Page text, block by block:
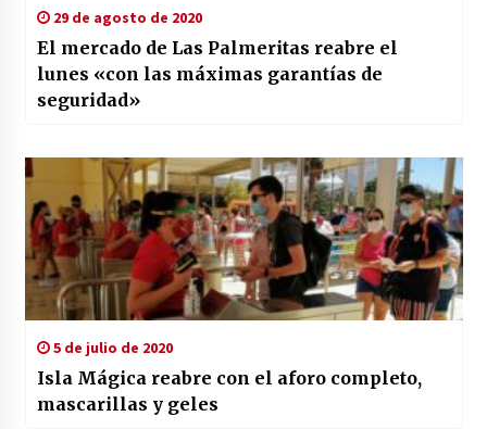
29 de agosto de 2020
El mercado de Las Palmeritas reabre el
lunes «con las máximas garantías de
seguridad»
5 de julio de 2020
Isla Mágica reabre con el aforo completo,
mascarillas y geles